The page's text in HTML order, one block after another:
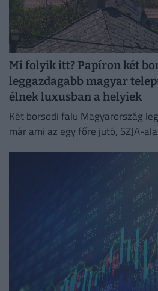
Mi folyik itt? Papíron két
leggazdagabb magyar
élnek luxusban a helyiek
Két borsodi falu Magyarország
már ami az egy főre jutó, SZJA-